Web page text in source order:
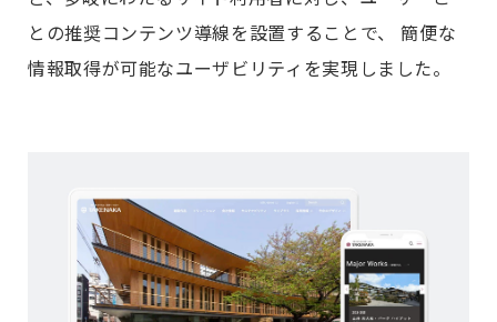
との推奨コンテンツ導線を設置することで、 簡便な
情報取得が可能なユーザビリティを実現しました。